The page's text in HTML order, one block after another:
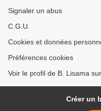
Signaler un abus
C.G.U.
Cookies et données
Préférences cookies
Voir le profil de B. Lisama
Créer un